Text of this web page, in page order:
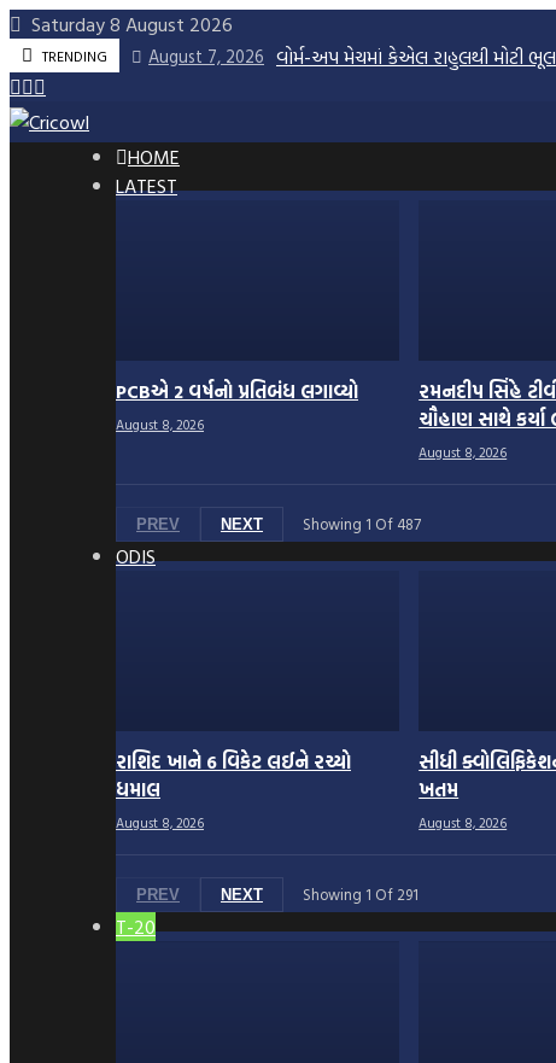
Skip
to
content
Saturday 8 August 2026
TRENDING August 7, 2026 વોર્મ-અપ મેચમાં કેએલ રાહુલથી મોટી ભૂલ
HOME
LATEST
PCBએ 2 વર્ષનો પ્રતિબંધ લગાવ્યો
August 8, 2026
રમનદીપ સિંહે
ચૌહાણ સાથે
August 8, 2026
PREV NEXT Showing 1 Of 487
ODIS
રાશિદ ખાને 6 વિકેટ લઈને રચ્યો
ધમાલ
August 8, 2026
સીધી
ખતમ
August 8, 2026
PREV NEXT Showing 1 Of 291
T-20